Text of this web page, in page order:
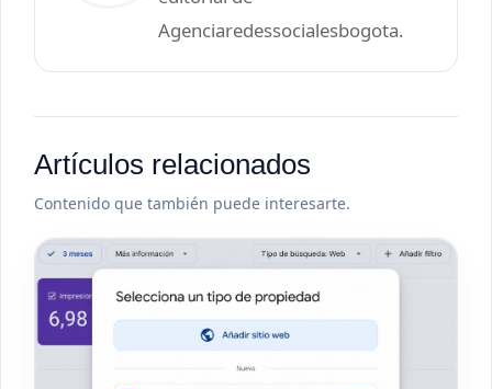
Agenciaredessocialesbogota.
Artículos relacionados
Contenido que también puede interesarte.